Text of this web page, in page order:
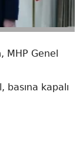
MHP Genel
basına kapalı